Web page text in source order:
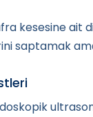
kesesine ait
saptamak